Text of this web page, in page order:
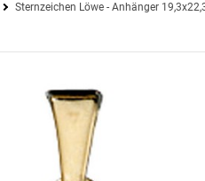
Sternzeichen Löwe - Anhänger